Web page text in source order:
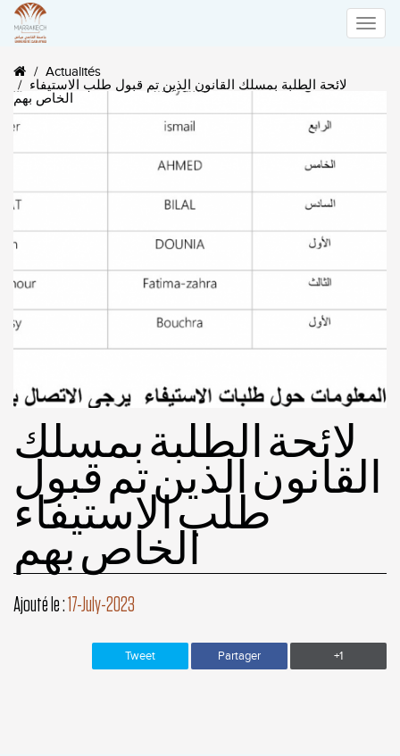
Toggle
Actualités
لائحة الطلبة بمسلك القانون الذين تم قبول طلب الاستيفاء
الخاص بهم
لائحة الطلبة بمسلك
القانون الذين تم قبول
طلب الاستيفاء
الخاص بهم
Ajouté le :17-July-2023
Tweet Partager +1